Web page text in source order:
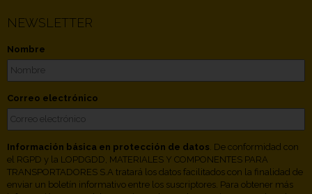
NEWSLETTER
Nombre
Correo electrónico
Información básica en protección de datos . De conformidad con
el RGPD y la LOPDGDD, MATERIALES Y COMPONENTES PARA
TRANSPORTADORES S.A tratará los datos facilitados con la finalidad de
enviar un boletín informativo entre los suscriptores. Para obtener más